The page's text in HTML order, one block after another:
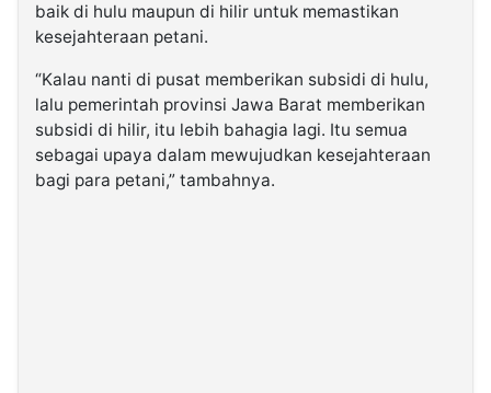
baik di hulu maupun di hilir untuk memastikan
kesejahteraan petani.
“Kalau nanti di pusat memberikan subsidi di hulu,
lalu pemerintah provinsi Jawa Barat memberikan
subsidi di hilir, itu lebih bahagia lagi. Itu semua
sebagai upaya dalam mewujudkan kesejahteraan
bagi para petani,” tambahnya.